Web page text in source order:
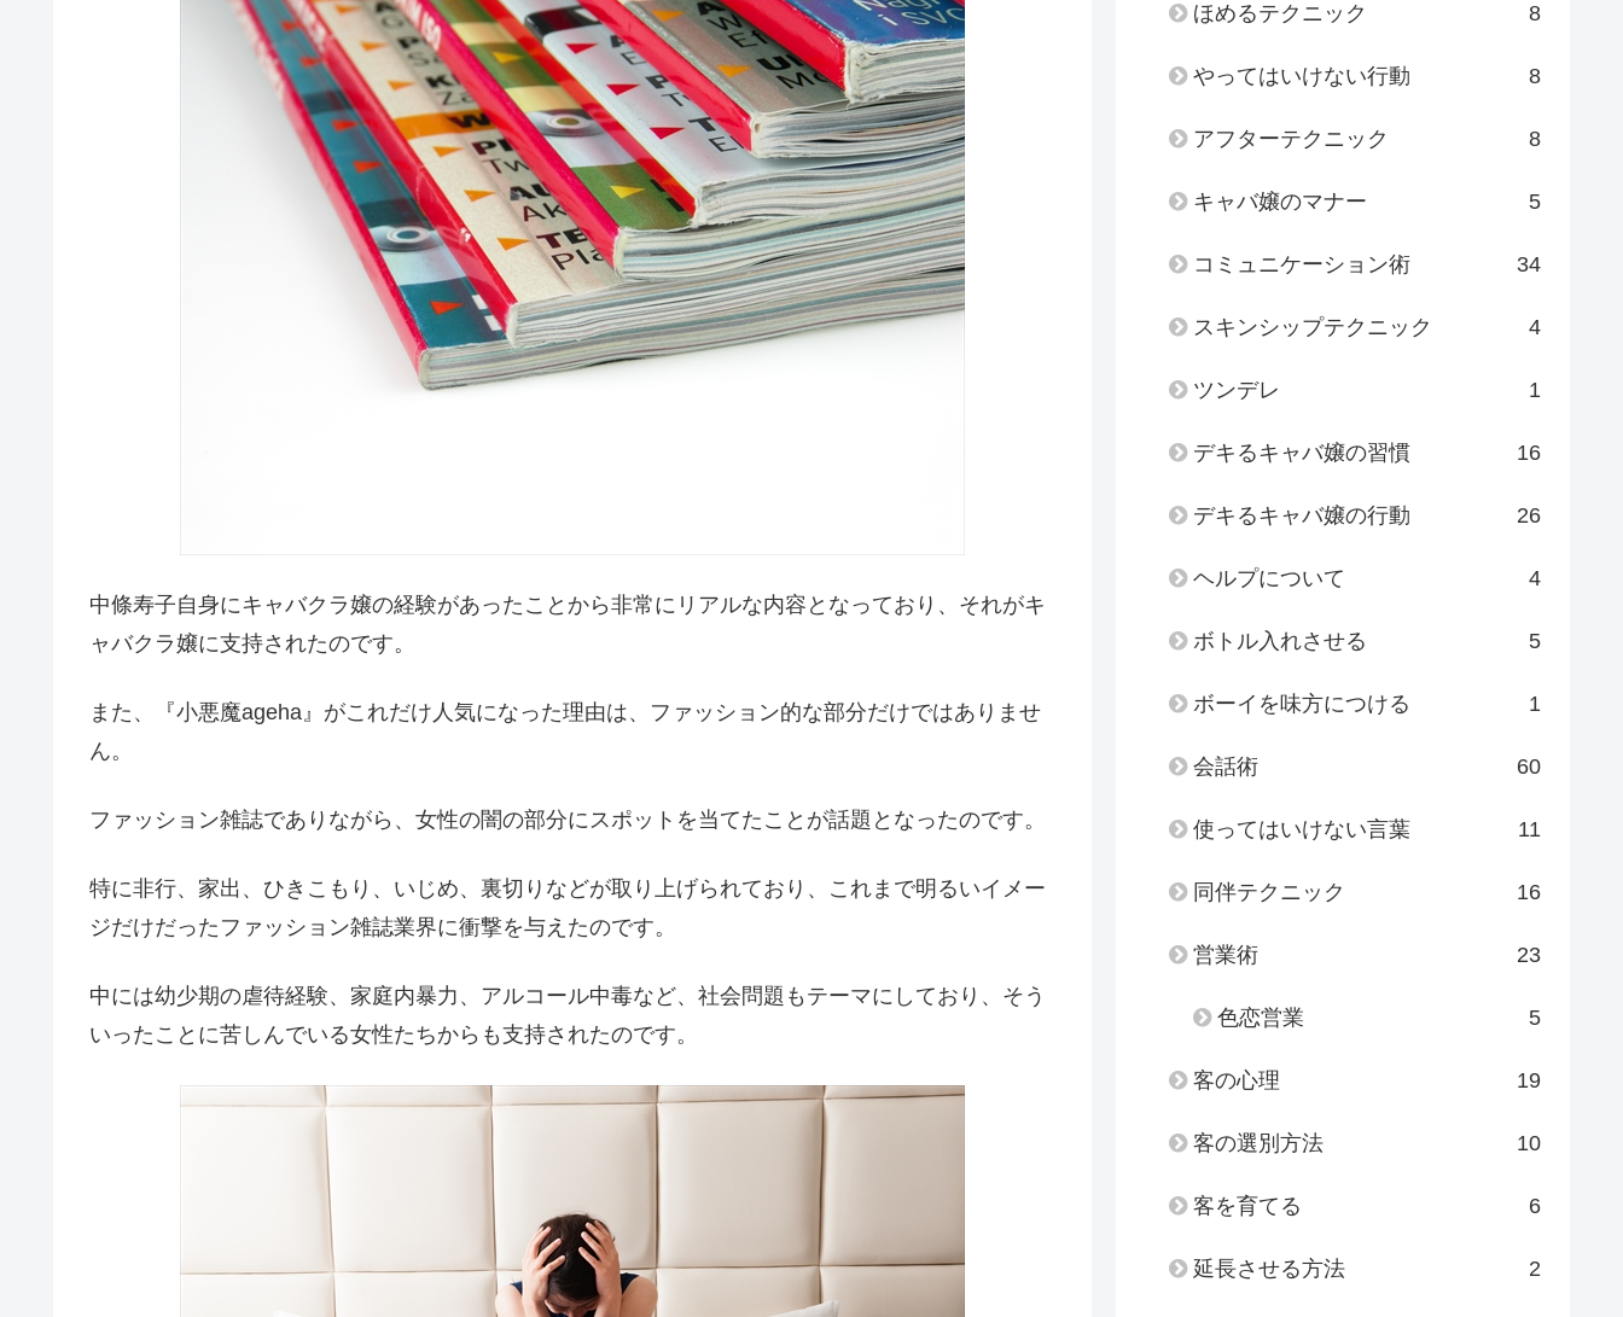
中條寿子自身にキャバクラ嬢の経験があったことから非常にリアルな内容となっており、それがキ
ャバクラ嬢に支持されたのです。
また、『小悪魔ageha』がこれだけ人気になった理由は、ファッション的な部分だけではありませ
ん。
ファッション雑誌でありながら、女性の闇の部分にスポットを当てたことが話題となったのです。
特に非行、家出、ひきこもり、いじめ、裏切りなどが取り上げられており、これまで明るいイメー
ジだけだったファッション雑誌業界に衝撃を与えたのです。
中には幼少期の虐待経験、家庭内暴力、アルコール中毒など、社会問題もテーマにしており、そう
いったことに苦しんでいる女性たちからも支持されたのです。
ほめるテクニック 8
やってはいけない行動 8
アフターテクニック 8
キャバ嬢のマナー 5
コミュニケーション術 34
スキンシップテクニック 4
ツンデレ 1
デキるキャバ嬢の習慣 16
デキるキャバ嬢の行動 26
ヘルプについて 4
ボトル入れさせる 5
ボーイを味方につける 1
会話術 60
使ってはいけない言葉 11
同伴テクニック 16
営業術 23
色恋営業 5
客の心理 19
客の選別方法 10
客を育てる 6
延長させる方法 2